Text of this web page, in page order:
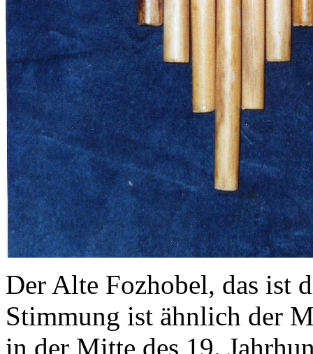
Der Alte Fozhobel, das ist
Stimmung ist ähnlich der
in der Mitte des 19.